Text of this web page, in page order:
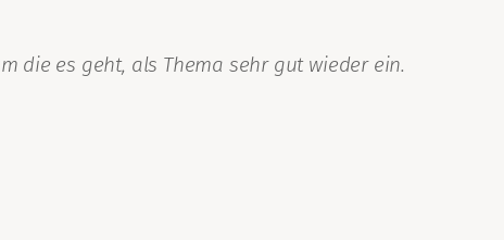
die es geht, als Thema sehr gut wieder ein.